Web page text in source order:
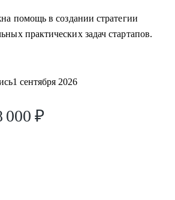
помощь в создании стратегии
практических задач стартапов.
1 сентября 2026
000 ₽